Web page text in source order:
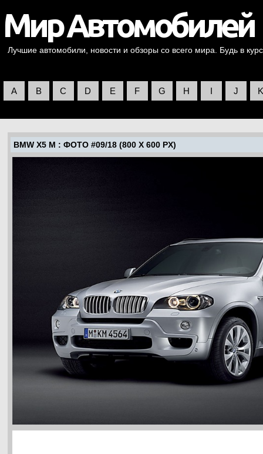
Лучшие автомобили, новости и обзоры со всего мира. Будь в
A B C D E F G H I J K
BMW X5 M : ФОТО #09/18 (800 X 600 PX)